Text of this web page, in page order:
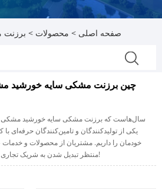
صفحه اصلی > محصولات >
چین برزنت مشکی سایه خورشید
یکی از تولیدکنندگان و تامین‌کنندگان حرفه‌ای
خودمان را داریم. مشتریان از محصولات و
منتظر تبدیل شدن به شریک تجاری بلند مدت قابل اعتماد شما هستیم!